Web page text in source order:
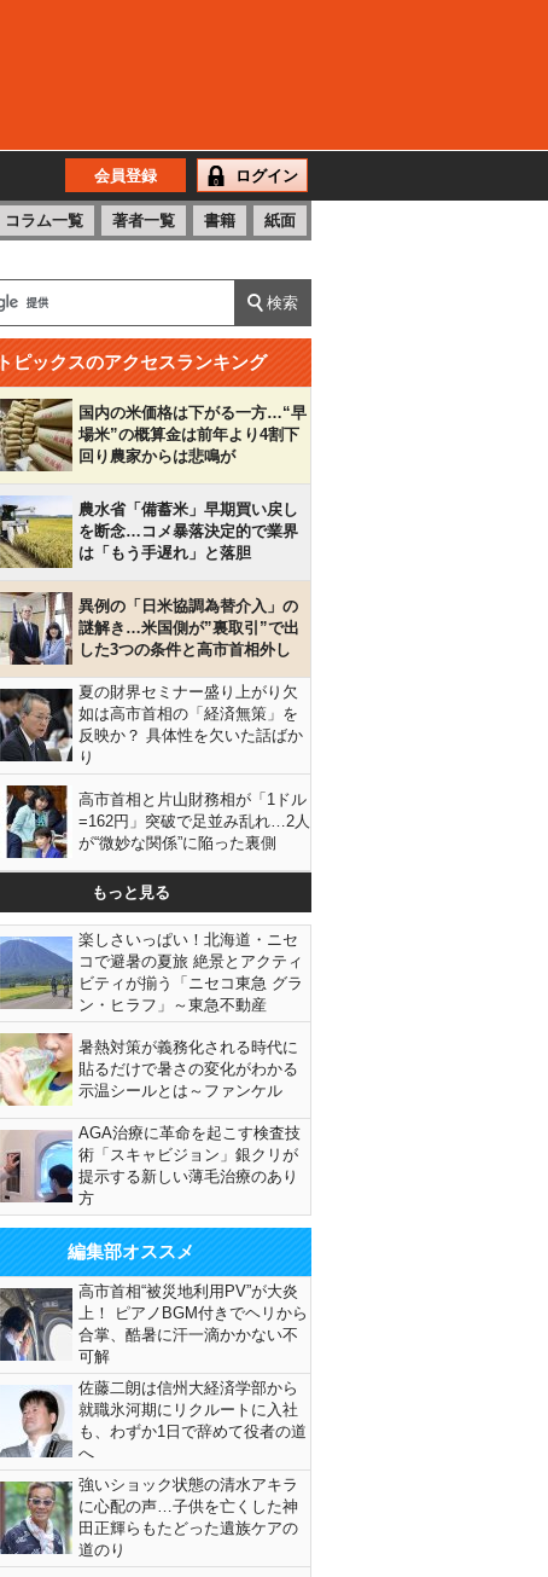
会員登録 ログイン
コラム一覧 著者一覧 書籍 紙面
トピックスのアクセスランキング
国内の米価格は下がる一方…“早
場米”の概算金は前年より4割下
回り農家からは悲鳴が
農水省「備蓄米」早期買い戻し
を断念…コメ暴落決定的で業界
は「もう手遅れ」と落胆
異例の「日米協調為替介入」の
謎解き…米国側が”裏取引”で出
した3つの条件と高市首相外し
夏の財界セミナー盛り上がり欠
如は高市首相の「経済無策」を
反映か？ 具体性を欠いた話ばか
り
高市首相と片山財務相が「1ドル
=162円」突破で足並み乱れ…2人
が“微妙な関係”に陥った裏側
もっと見る
楽しさいっぱい！北海道・ニセ
コで避暑の夏旅 絶景とアクティ
ビティが揃う「ニセコ東急 グラ
ン・ヒラフ」～東急不動産
暑熱対策が義務化される時代に
貼るだけで暑さの変化がわかる
示温シールとは～ファンケル
AGA治療に革命を起こす検査技
術「スキャビジョン」銀クリが
提示する新しい薄毛治療のあり
方
編集部オススメ
高市首相“被災地利用PV”が大炎
上！ ピアノBGM付きでヘリから
合掌、酷暑に汗一滴かかない不
可解
佐藤二朗は信州大経済学部から
就職氷河期にリクルートに入社
も、わずか1日で辞めて役者の道
へ
強いショック状態の清水アキラ
に心配の声…子供を亡くした神
田正輝らもたどった遺族ケアの
道のり